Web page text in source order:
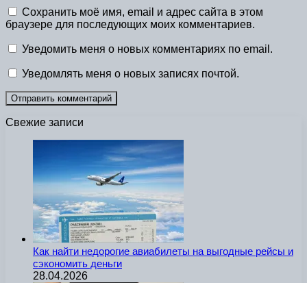
Сохранить моё имя, email и адрес сайта в этом
браузере для последующих моих комментариев.
Уведомить меня о новых комментариях по email.
Уведомлять меня о новых записях почтой.
Свежие записи
Как найти недорогие авиабилеты на выгодные рейсы и
сэкономить деньги
28.04.2026